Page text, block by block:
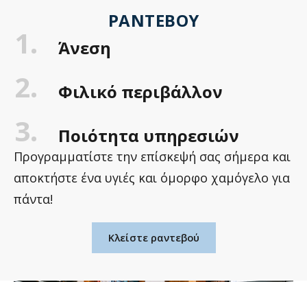
ΡΑΝΤΕΒΟΎ
1. Άνεση
2. Φιλικό περιβάλλον
3. Ποιότητα υπηρεσιών
Προγραμματίστε την επίσκεψή σας σήμερα και
αποκτήστε ένα υγιές και όμορφο χαμόγελο για
πάντα!
Κλείστε ραντεβού